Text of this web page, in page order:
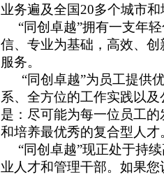
业务遍及全国20多个城市
“同创卓越”拥有一支年轻
信、专业为基础，高效、
服务。
“同创卓越”为员工提供
系、全方位的工作实践以
是：尽可能为每一位员工
和培养最优秀的复合型人才
“同创卓越”现正处于持续
业人才和管理干部。如果